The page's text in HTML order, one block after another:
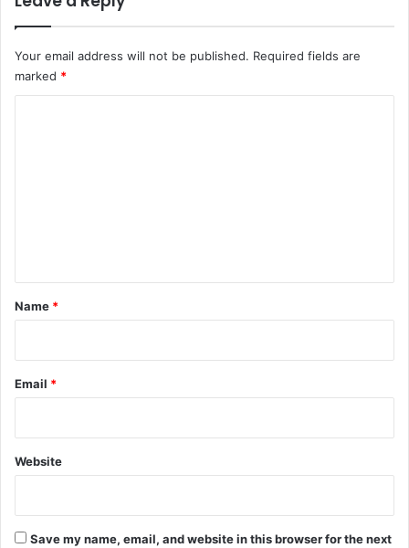
Your email address will not be published. Required fields are
marked *
*
Name *
Email *
Website
Save my name, email, and website in this browser for the next